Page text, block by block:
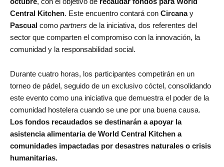
Central Kitchen. Este encuentro contará con Circanay
Pascual como partners de la iniciativa, dos referentes del
sector que comparten el compromiso con la innovación, la
comunidad y la responsabilidad social.
Durante cuatro horas, los participantes competirán en un
torneo de pádel, seguido de un exclusivo cóctel, consolidando
este evento como una iniciativa que demuestra el poder de la
comunidad hostelera cuando se une por una buena causa.
Los fondos recaudados se destinarán a apoyar la
asistencia alimentaria de World Central Kitchen a
comunidades impactadas por desastres naturales o crisis
humanitarias.